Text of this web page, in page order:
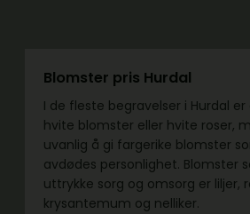
Blomster pris Hurdal
I de fleste begravelser i Hurdal
hvite blomster eller hvite roser,
uvanlig å gi fargerike blomster
avdødes personlighet. Blomster
uttrykke sorg og omsorg er liljer,
krysantemum og nelliker.